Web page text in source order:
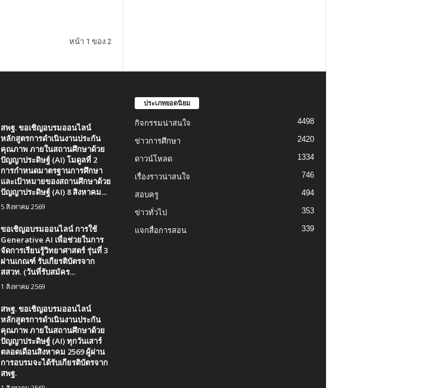
หน้า 1 ของ 2
สพฐ. ขอเชิญอบรมออนไลน์
หลักสูตรการดำเนินงานประกัน
คุณภาพ ภายในสถานศึกษาด้วย
ปัญญาประดิษฐ์ (AI) โมดูลที่ 2
การกำหนดมาตรฐานการศึกษา
และเป้าหมายของสถานศึกษาด้วย
ปัญญาประดิษฐ์ (AI) 8 สิงหาคม...
5 สิงหาคม 2569
ขอเชิญอบรมออนไลน์ การใช้
Generative AI เพื่อช่วยในการ
จัดการเรียนรู้วิทยาศาสตร์ รุ่นที่ 3
ผ่านเกณฑ์ รับเกียรติบัตรจาก
สสวท. (วันที่รับสมัคร...
1 สิงหาคม 2569
สพฐ. ขอเชิญอบรมออนไลน์
หลักสูตรการดำเนินงานประกัน
คุณภาพ ภายในสถานศึกษาด้วย
ปัญญาประดิษฐ์ (AI) ทุกวันเสาร์
ตลอดเดือนสิงหาคม 2569 ผู้ผ่าน
การอบรมจะได้รับเกียรติบัตรจาก
สพฐ.
ประเภทยอดนิยม
กิจกรรมน่าสนใจ 4498
ข่าวการศึกษา 2420
ดาวน์โหลด 1334
เรื่องราวน่าสนใจ 746
สอบครู 494
ข่าวทั่วไป 353
แจกสื่อการสอน 339